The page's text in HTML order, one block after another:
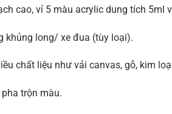
cao, vỉ 5 màu acrylic dung tích 5ml
khủng long/ xe đua (tùy loại).
chất liệu như vải canvas, gỗ, kim
trộn màu.